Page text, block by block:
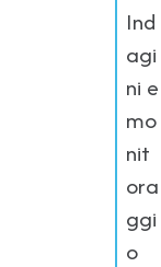
Ind
agi
ni e
mo
nit
ora
ggi
o